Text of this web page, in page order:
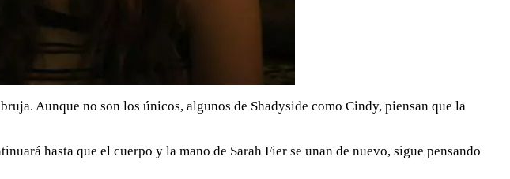
Aunque no son los únicos, algunos de Shadyside como Cindy, piensan que la
hasta que el cuerpo y la mano de Sarah Fier se unan de nuevo, sigue pensando